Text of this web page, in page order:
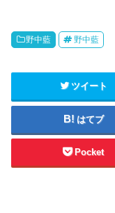
野中藍 野中藍
ツイート
はてブ
Pocket